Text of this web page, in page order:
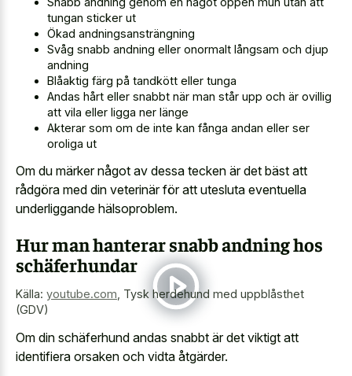
tungan sticker ut
Ökad andningsansträngning
Svåg snabb andning eller onormalt långsam och djup
andning
Blåaktig färg på tandkött eller tunga
Andas hårt eller snabbt när man står upp och är ovillig
att vila eller ligga ner länge
Akterar som om de inte kan fånga andan eller ser
oroliga ut
Om du märker något av dessa tecken är det bäst att
rådgöra med din veterinär för att utesluta eventuella
underliggande hälsoproblem.
Hur man hanterar snabb andning hos
schäferhundar
Källa: youtube.com, Tysk herdehund med uppblåsthet
(GDV)
Om din schäferhund andas snabbt är det viktigt att
identifiera orsaken och vidta åtgärder.